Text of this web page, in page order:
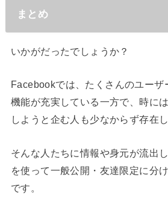
まとめ
いかがだったでしょうか？
Facebookでは、たくさんのユーザ
機能が充実している一方で、時に
しようと企む人も少なからず存在し
そんな人たちに情報や身元が流出
を使って一般公開・友達限定に分
です。